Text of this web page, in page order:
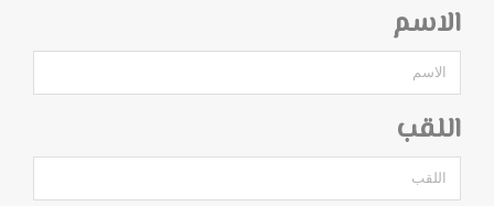
الاسم
اللقب